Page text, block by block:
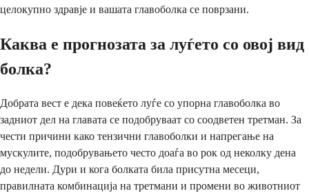
целокупно здравје и вашата главоболка се поврзани.
Каква е прогнозата за луѓето со овој вид
болка?
Добрата вест е дека повеќето луѓе со упорна главоболка во
задниот дел на главата се подобруваат со соодветен третман. За
чести причини како тензични главоболки и напрегање на
мускулите, подобрувањето често доаѓа во рок од неколку дена
до недели. Дури и кога болката била присутна месеци,
правилната комбинација на третмани и промени во животниот